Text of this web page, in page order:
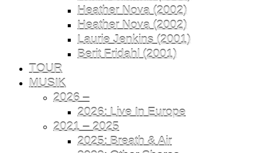
Heather Nova (2002)
Heather Nova (2002)
Laurie Jenkins (2001)
Berit Fridahl (2001)
TOUR
MUSIK
2026 –
2026: Live In Europe
2021 – 2025
2025: Breath & Air